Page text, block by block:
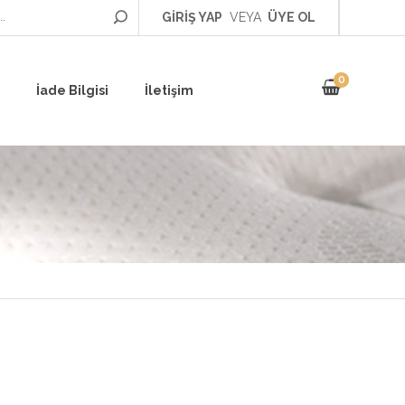
GİRİŞ YAP VEYA ÜYE OL
İade Bilgisi İletişim
0